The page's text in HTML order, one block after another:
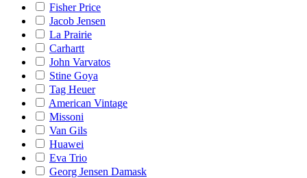
Fisher Price
Jacob Jensen
La Prairie
Carhartt
John Varvatos
Stine Goya
Tag Heuer
American Vintage
Missoni
Van Gils
Huawei
Eva Trio
Georg Jensen Damask